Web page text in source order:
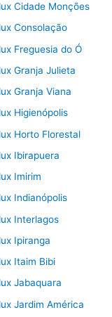
Cidade Monções
Consolação
Freguesia do Ó
Granja Julieta
Granja Viana
Higienópolis
Horto Florestal
Ibirapuera
Imirim
Indianópolis
Interlagos
Ipiranga
Itaim Bibi
Jabaquara
Jardim América